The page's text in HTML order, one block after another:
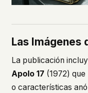
Las Imágenes
La publicación
Apolo 17 (1972)
o características